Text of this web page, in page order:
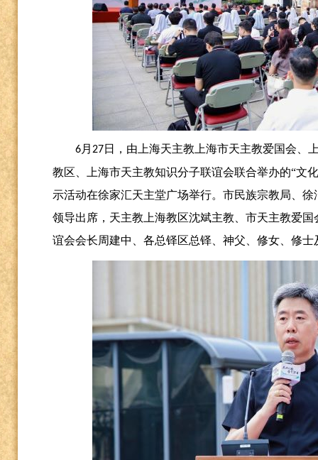
6月27日，由上海天主教上海市天主教爱国会、
教区、上海市天主教知识分子联谊会联合举办的“文
示活动在徐家汇天主堂广场举行。市民族宗教局、
领导出席，天主教上海教区沈斌主教、市天主教爱
谊会会长周建中、各总铎区总铎、神父、修女、修士